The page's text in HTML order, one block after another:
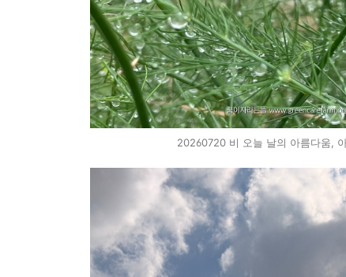
20260720 비 오늘 날의 아름다움,